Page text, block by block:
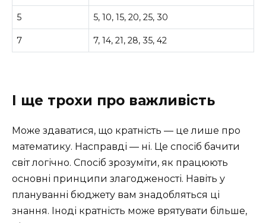
5 5, 10, 15, 20, 25, 30
7 7, 14, 21, 28, 35, 42
І ще трохи про важливість
Може здаватися, що кратність — це лише про
математику. Насправді — ні. Це спосіб бачити
світ логічно. Спосіб зрозуміти, як працюють
основні принципи злагодженості. Навіть у
плануванні бюджету вам знадобляться ці
знання. Іноді кратність може врятувати більше,